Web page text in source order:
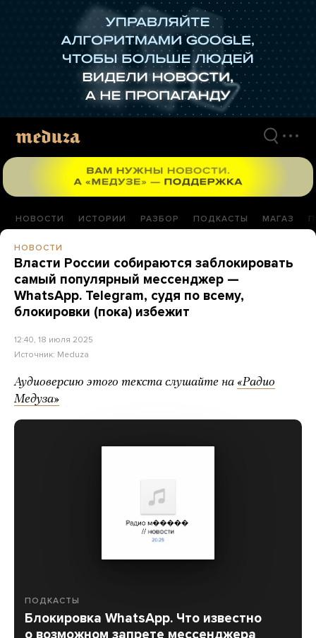
НОВОСТИ ИСТОРИИ РАЗБОР ПОДКАСТЫ МАГАЗ
НОВОСТИ
Власти России собираются заблокировать
самый популярный мессенджер —
WhatsApp. Telegram, судя по всему,
блокировки (пока) избежит
12:40, 18 июля 2025
Источник: Meduza
Аудиоверсию этого текста слушайте на «Радио
Медуза»
ПОДКАСТЫ
Блокировка WhatsApp. Что известно
о возможном запрете мессенджера